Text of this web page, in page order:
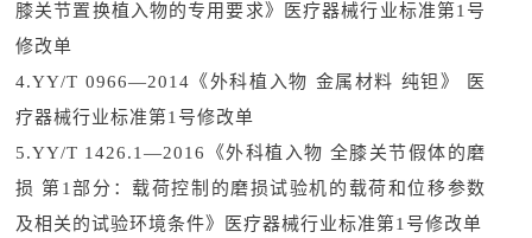
膝关节置换植入物的专用要求》医疗器械行业标准第1号
修改单
4.YY/T 0966—2014《外科植入物 金属材料 纯钽》 医
疗器械行业标准第1号修改单
5.YY/T 1426.1—2016《外科植入物 全膝关节假体的磨
损 第1部分：载荷控制的磨损试验机的载荷和位移参数
及相关的试验环境条件》医疗器械行业标准第1号修改单